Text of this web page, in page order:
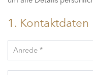
1. Kontaktdaten
Anrede *